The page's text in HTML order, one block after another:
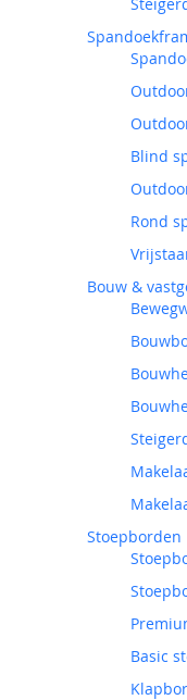
Blind
Rond
Bouw &
Stoepborden
Basic